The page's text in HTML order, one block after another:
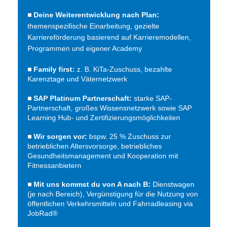
■ Deine Weiterentwicklung nach Plan:
themenspezifische Einarbeitung, gezielte
Karriereförderung basierend auf Karrieremodellen,
Programmen und eigener Academy
■ Family first: z. B. KiTa-Zuschuss, bezahlte
Karenztage und Väternetzwerk
■ SAP Platinum Partnerschaft: starke SAP-
Partnerschaft, großes Wissensnetzwerk sowie SAP
Learning Hub- und Zertifizierungsmöglichkeiten
■ Wir sorgen vor: bspw. 25 % Zuschuss zur
betrieblichen Altersvorsorge, betriebliches
Gesundheitsmanagement und Kooperation mit
Fitnessanbietern
■ Mit uns kommst du von A nach B: Dienstwagen
(je nach Bereich), Vergünstigung für die Nutzung von
öffentlichen Verkehrsmitteln und Fahrradleasing via
JobRad®